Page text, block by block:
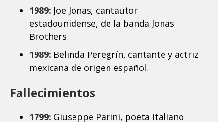
1989: Joe Jonas, cantautor
estadounidense, de la banda Jonas
Brothers
1989: Belinda Peregrín, cantante y actriz
mexicana de origen español.
Fallecimientos
1799: Giuseppe Parini, poeta italiano